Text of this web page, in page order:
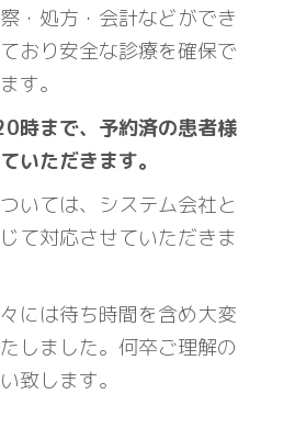
・処方・会計などができ
おり安全な診療を確保で
す。
時まで、予約済の患者様
いただきます。
いては、システム会社と
て対応させていただきま
には待ち時間を含め大変
しました。何卒ご理解の
致します。